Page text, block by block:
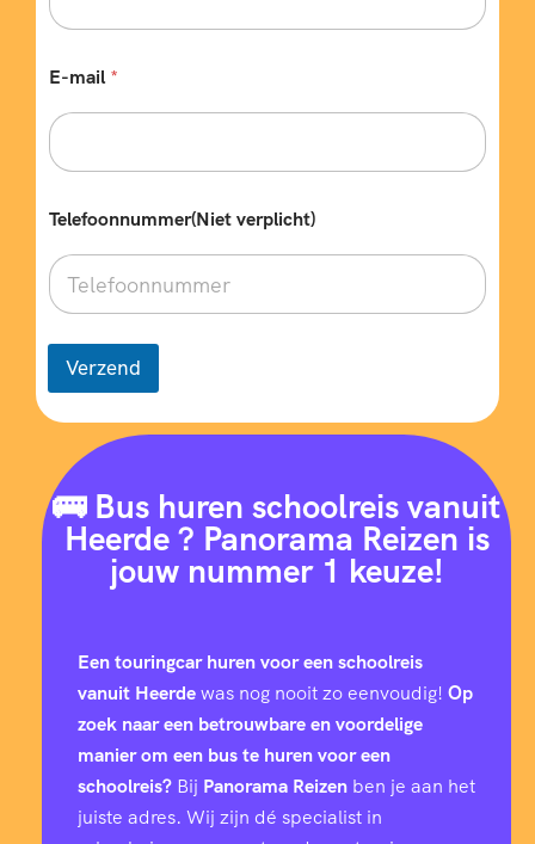
E-mail *
Telefoonnummer(Niet verplicht)
Verzend
🚌 Bus huren schoolreis vanuit
Heerde ? Panorama Reizen is
jouw nummer 1 keuze!
Een touringcar huren voor een schoolreis
vanuit Heerdewas nog nooit zo eenvoudig! Op
zoek naar een betrouwbare en voordelige
manier om een bus te huren voor een
schoolreis? Bij Panorama Reizen ben je aan het
juiste adres. Wij zijn dé specialist in